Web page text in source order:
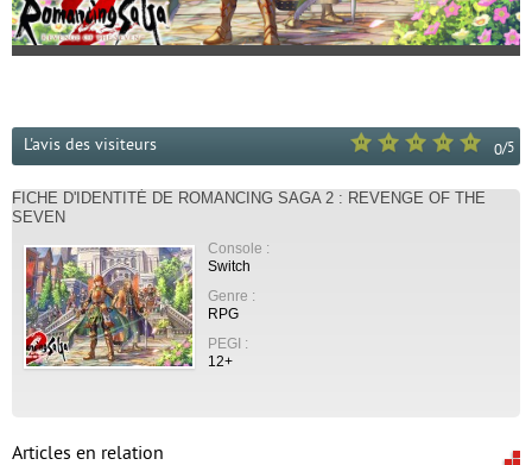
0/5
L'avis des visiteurs
FICHE D'IDENTITÉ DE ROMANCING SAGA 2 : REVENGE OF THE
SEVEN
Console :
Switch
Genre :
RPG
PEGI :
12+
Articles en relation